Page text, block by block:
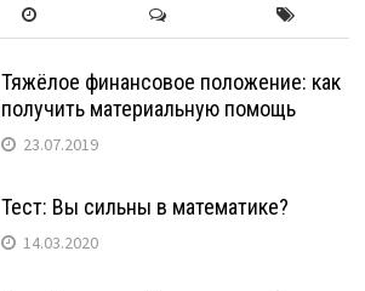
Тяжёлое финансовое положение: как
получить материальную помощь
23.07.2019
Тест: Вы сильны в математике?
14.03.2020